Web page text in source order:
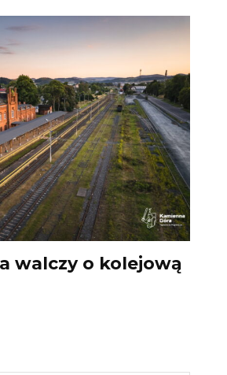
walczy o kolejową